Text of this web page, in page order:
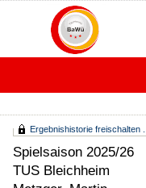
Ergebnishistorie freischalten ...
Spielsaison 2025/26
TUS Bleichheim